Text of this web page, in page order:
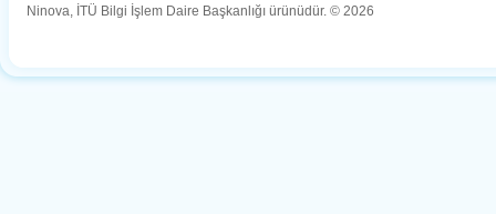
Ninova, İTÜ Bilgi İşlem Daire Başkanlığı ürünüdür. © 2026